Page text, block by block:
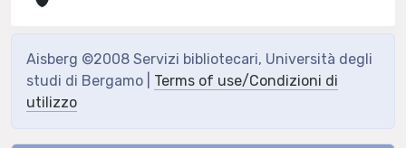
Aisberg ©2008 Servizi bibliotecari, Università degli
studi di Bergamo | Terms of use/Condizioni di
utilizzo